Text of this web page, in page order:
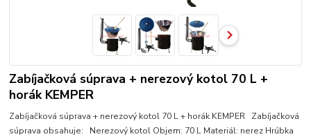
Zabíjačková súprava + nerezový kotol 70 L +
horák KEMPER
Zabíjačková súprava + nerezový kotol 70 L + horák KEMPER Zabíjačková
súprava obsahuje: Nerezový kotol Objem: 70 L Materiál: nerez Hrúbka